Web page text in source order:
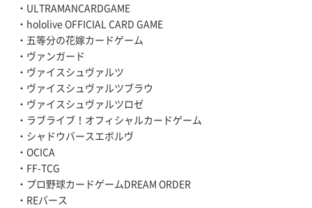
・ULTRAMANCARDGAME
・hololive OFFICIAL CARD GAME
・五等分の花嫁カードゲーム
・ヴァンガード
・ヴァイスシュヴァルツ
・ヴァイスシュヴァルツブラウ
・ヴァイスシュヴァルツロゼ
・ラブライブ！オフィシャルカードゲーム
・シャドウバースエボルヴ
・OCICA
・FF-TCG
・プロ野球カードゲームDREAM ORDER
・REバース